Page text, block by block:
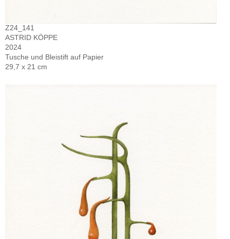
Z24_141
ASTRID KÖPPE
2024
Tusche und Bleistift auf Papier
29,7 x 21 cm